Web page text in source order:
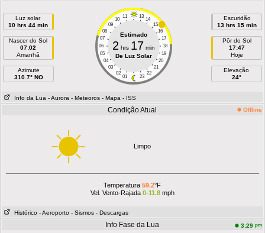
Luz solar
10 hrs 44 min
Nascer do Sol
07:02
Amanhã
Azimute
310.7° NO
11 13
10
14
09
15
08
16
07
17
06
18
05
19
04
20
03
21
02
22
01 23
Estimado
2 hrs 17 min
De Luz Solar
Escuridão
13 hrs 15 min
Pôr do Sol
17:47
Hoje
Elevação
24°
Info da Lua - Aurora - Meteoros - Mapa - ISS
Condição Atual Offline
Limpo
Temperatura59.2°F
Vel. Vento-Rajada 0-11.8mph
Histórico - Aeroporto - Sismos - Descargas
Info Fase da Lua 3:29 pm